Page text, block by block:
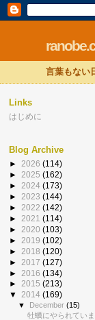
言葉もない
Links
はじめに
Blog Archive
► 2026 (114)
► 2025 (162)
► 2024 (173)
► 2023 (144)
► 2022 (142)
► 2021 (114)
► 2020 (103)
► 2019 (102)
► 2018 (120)
► 2017 (127)
► 2016 (134)
► 2015 (213)
▼ 2014 (169)
▼ December(15)
牡蠣にやられていま